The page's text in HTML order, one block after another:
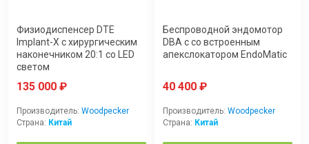
Физиодиспенсер DTE
Implant-X с хирургическим
наконечником 20:1 со LED
светом
135 000 ₽
Производитель: Woodpecker
Страна: Китай
Беспроводной эндомотор
DBA c со встроенным
апекслокатором EndoMatic
40 400 ₽
Производитель: Woodpecker
Страна: Китай